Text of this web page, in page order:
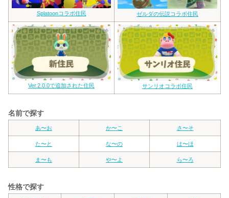
Splatoonコラボ住民 ゼルダの伝説コラボ住民
Ver.2.0.0で追加された住民 サンリオコラボ住民
名前で探す
あ〜お か〜こ さ〜そ
た〜と な〜の は〜ほ
ま〜も や〜よ ら〜ろ
性格で探す